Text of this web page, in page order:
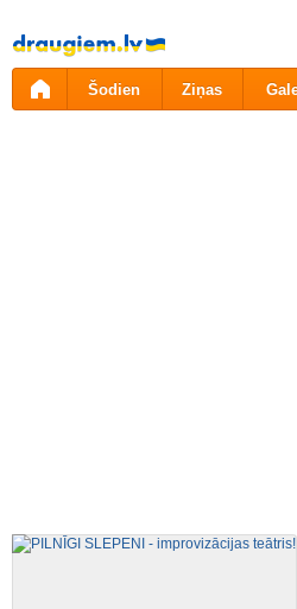
Pāriet
uz
saturu
Šodien Ziņas